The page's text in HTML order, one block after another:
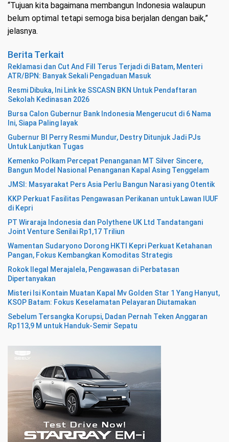
“Tujuan kita bagaimana membangun Indonesia walaupun
belum optimal tetapi semoga bisa berjalan dengan baik,”
jelasnya.
Berita Terkait
Reklamasi dan Cut And Fill Terus Terjadi di Batam, Menteri
ATR/BPN: Banyak Sekali Pengaduan Masuk
Resmi Dibuka, Ini Link ke SSCASN BKN Untuk Pendaftaran
Sekolah Kedinasan 2026
Bursa Calon Gubernur Bank Indonesia Mengerucut di 6 Nama
Ini, Siapa Paling layak
Gubernur BI Perry Resmi Mundur, Destry Ditunjuk Jadi PJs
Untuk Lanjutkan Tugas
Kemenko Polkam Percepat Penanganan MT Silver Sincere,
Bangun Model Nasional Penanganan Kapal Asing Tenggelam
JMSI: Masyarakat Pers Asia Perlu Bangun Narasi yang Otentik
KKP Perkuat Fasilitas Pengawasan Perikanan untuk Lawan IUUF
di Kepri
PT Wiraraja Indonesia dan Polythene UK Ltd Tandatangani
Joint Venture Senilai Rp1,17 Triliun
Wamentan Sudaryono Dorong HKTI Kepri Perkuat Ketahanan
Pangan, Fokus Kembangkan Komoditas Strategis
Rokok Ilegal Merajalela, Pengawasan di Perbatasan
Dipertanyakan
Misteri Isi Kontain Muatan Kapal Mv Golden Star 1 Yang Hanyut,
KSOP Batam: Fokus Keselamatan Pelayaran Diutamakan
Sebelum Tersangka Korupsi, Dadan Pernah Teken Anggaran
Rp113,9 M untuk Handuk-Semir Sepatu